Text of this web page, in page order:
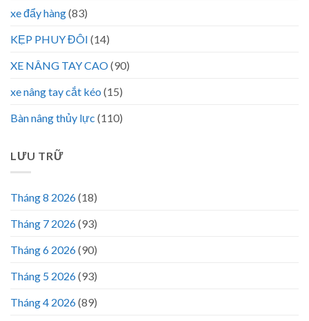
xe đẩy hàng(83)
KẸP PHUY ĐÔI (14)
XE NÂNG TAY CAO(90)
xe nâng tay cắt kéo (15)
Bàn nâng thủy lực (110)
LƯU TRỮ
Tháng 8 2026(18)
Tháng 7 2026(93)
Tháng 6 2026(90)
Tháng 5 2026(93)
Tháng 4 2026(89)